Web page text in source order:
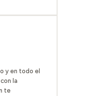
y en todo el
la
te